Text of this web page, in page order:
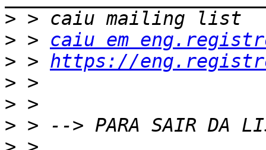
>
> > caiu em
> > https://
>
>
>